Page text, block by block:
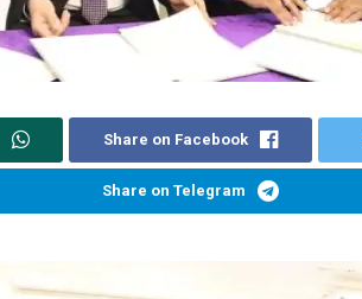
Share on Facebook
Share on Telegram